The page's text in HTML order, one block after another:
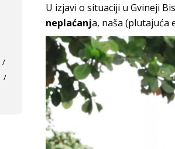
U izjavi o situaciji u Gvineji
neplaćanja, naša (plutajuća